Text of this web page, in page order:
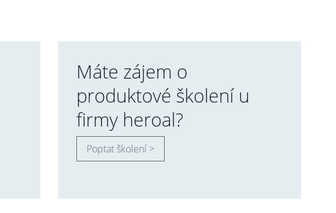
Máte zájem o
produktové školení u
firmy heroal?
Poptat školení >